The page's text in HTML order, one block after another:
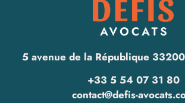
5 avenue de la République
+33 5 54 07 31 80
contact@defis-